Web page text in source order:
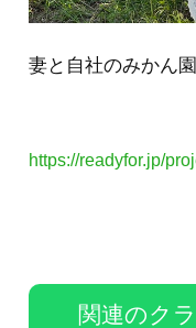
妻と自社のみかん
https://readyfor.jp/
関連のク